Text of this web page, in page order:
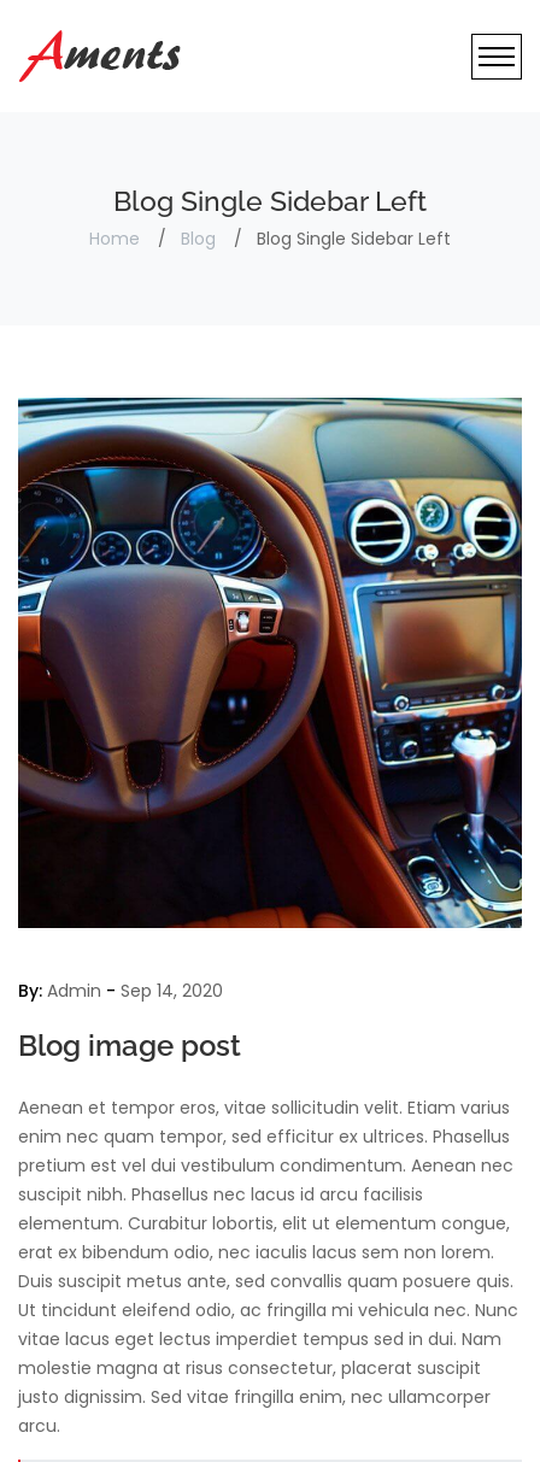
Blog Single Sidebar Left
Home Blog Blog Single Sidebar Left
By: Admin - Sep 14, 2020
Blog image post
Aenean et tempor eros, vitae sollicitudin velit. Etiam varius
enim nec quam tempor, sed efficitur ex ultrices. Phasellus
pretium est vel dui vestibulum condimentum. Aenean nec
suscipit nibh. Phasellus nec lacus id arcu facilisis
elementum. Curabitur lobortis, elit ut elementum congue,
erat ex bibendum odio, nec iaculis lacus sem non lorem.
Duis suscipit metus ante, sed convallis quam posuere quis.
Ut tincidunt eleifend odio, ac fringilla mi vehicula nec. Nunc
vitae lacus eget lectus imperdiet tempus sed in dui. Nam
molestie magna at risus consectetur, placerat suscipit
justo dignissim. Sed vitae fringilla enim, nec ullamcorper
arcu.